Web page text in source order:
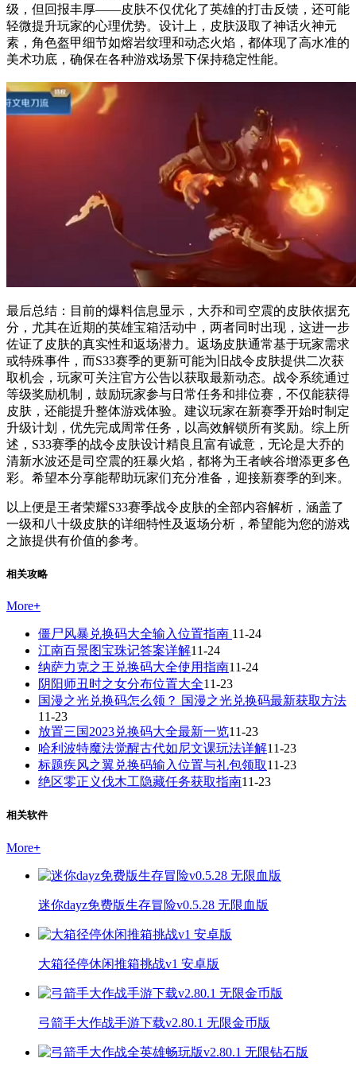
级，但回报丰厚——皮肤不仅优化了英雄的打击反馈，还可能
轻微提升玩家的心理优势。设计上，皮肤汲取了神话火神元
素，角色盔甲细节如熔岩纹理和动态火焰，都体现了高水准的
美术功底，确保在各种游戏场景下保持稳定性能。
最后总结：目前的爆料信息显示，大乔和司空震的皮肤依据充
分，尤其在近期的英雄宝箱活动中，两者同时出现，这进一步
佐证了皮肤的真实性和返场潜力。返场皮肤通常基于玩家需求
或特殊事件，而S33赛季的更新可能为旧战令皮肤提供二次获
取机会，玩家可关注官方公告以获取最新动态。战令系统通过
等级奖励机制，鼓励玩家参与日常任务和排位赛，不仅能获得
皮肤，还能提升整体游戏体验。建议玩家在新赛季开始时制定
升级计划，优先完成周常任务，以高效解锁所有奖励。综上所
述，S33赛季的战令皮肤设计精良且富有诚意，无论是大乔的
清新水波还是司空震的狂暴火焰，都将为王者峡谷增添更多色
彩。希望本分享能帮助玩家们充分准备，迎接新赛季的到来。
以上便是王者荣耀S33赛季战令皮肤的全部内容解析，涵盖了
一级和八十级皮肤的详细特性及返场分析，希望能为您的游戏
之旅提供有价值的参考。
相关攻略
More+
僵尸风暴兑换码大全输入位置指南 11-24
江南百景图宝珠记答案详解11-24
纳萨力克之王兑换码大全使用指南11-24
阴阳师丑时之女分布位置大全11-23
国漫之光兑换码怎么领？ 国漫之光兑换码最新获取方法
11-23
放置三国2023兑换码大全最新一览11-23
哈利波特魔法觉醒古代如尼文课玩法详解11-23
标题疾风之翼兑换码输入位置与礼包领取11-23
绝区零正义伐木工隐藏任务获取指南11-23
相关软件
More+
迷你dayz免费版生存冒险v0.5.28 无限血版
大箱径停休闲推箱挑战v1 安卓版
弓箭手大作战手游下载v2.80.1 无限金币版